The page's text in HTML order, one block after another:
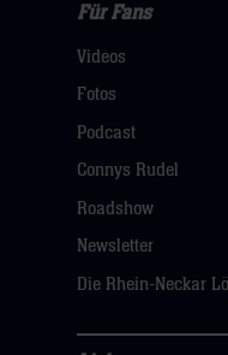
Fans
Navigation
öffnen,
dann
hier
Für Fans
Videos
Fotos
Podcast
Connys Rudel
Roadshow
Newsletter
Die Rhein-Neckar